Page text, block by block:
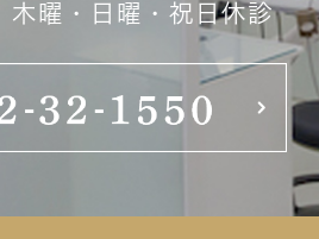
曜・日曜・祝日休診